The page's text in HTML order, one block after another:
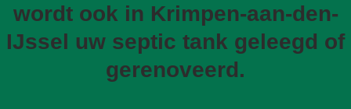
wordt ook in Krimpen-aan-den-
IJssel uw septic tank geleegd of
gerenoveerd.